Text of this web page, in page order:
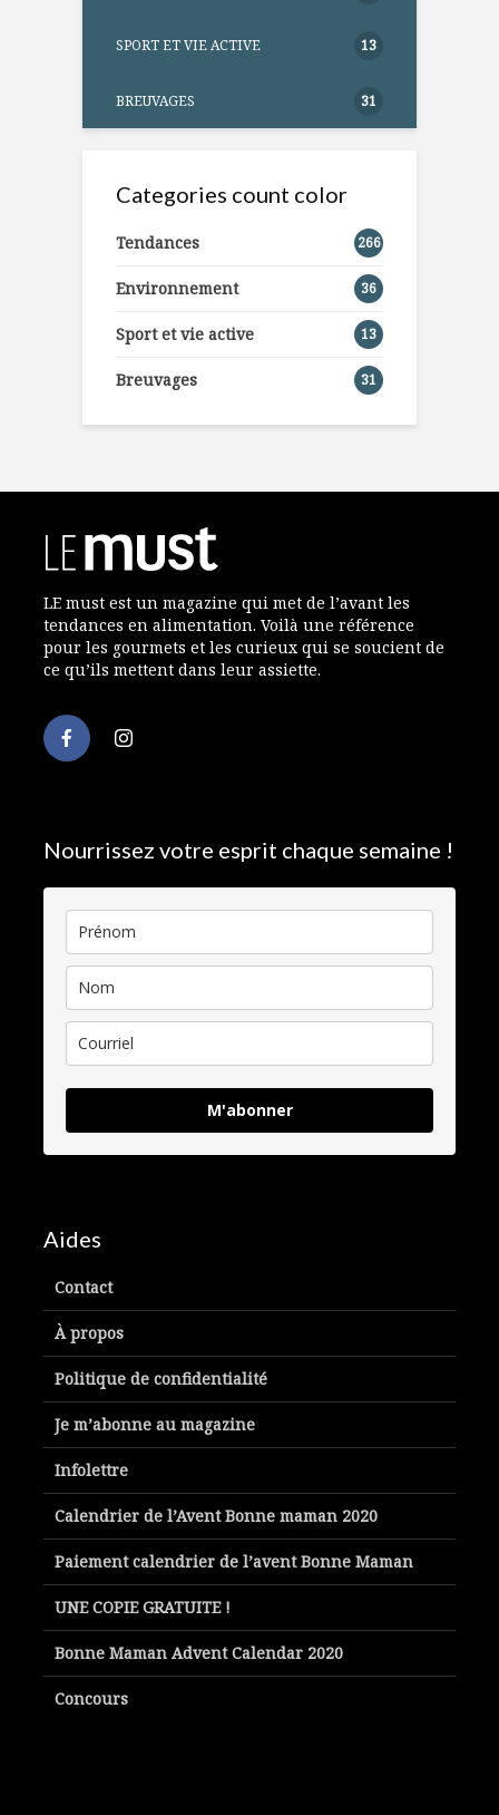
SPORT ET VIE ACTIVE 13
BREUVAGES 31
Categories count color
Tendances 266
Environnement 36
Sport et vie active 13
Breuvages 31
LE must est un magazine qui met de l’avant les
tendances en alimentation. Voilà une référence
pour les gourmets et les curieux qui se soucient de
ce qu’ils mettent dans leur assiette.
Nourrissez votre esprit chaque semaine !
M'abonner
Aides
Contact
À propos
Politique de confidentialité
Je m’abonne au magazine
Infolettre
Calendrier de l’Avent Bonne maman 2020
Paiement calendrier de l’avent Bonne Maman
UNE COPIE GRATUITE !
Bonne Maman Advent Calendar 2020
Concours